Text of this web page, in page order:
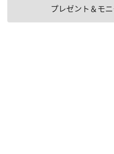
プレゼント＆モ